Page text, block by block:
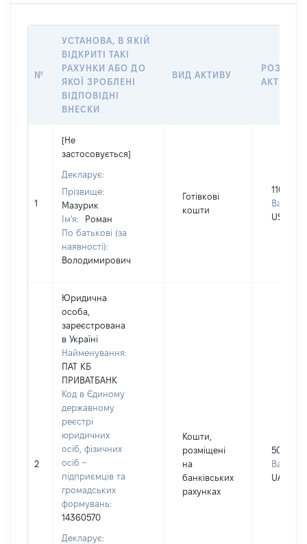
№
УСТАНОВА, В ЯКІЙ
ВІДКРИТІ ТАКІ
РАХУНКИ АБО ДО
ЯКОЇ ЗРОБЛЕНІ
ВІДПОВІДНІ
ВНЕСКИ
ВИД АКТИВУ
РОЗМІР
АКТИВУ
1
[Не
застосовується]
Декларує:
Прізвище:
Мазурик
Ім'я:
Роман
По батькові (за
наявності):
Володимирович
Готівкові
кошти
110000
Валюта:
USD
2
Юридична
особа,
зареєстрована
в Україні
Найменування:
ПАТ КБ
ПРИВАТБАНК
Код в Єдиному
державному
реєстрі
юридичних
осіб, фізичних
осіб –
підприємців та
громадських
формувань:
14360570
Декларує:
Кошти,
розміщені
на
банківських
рахунках
503
Валюта:
UAH